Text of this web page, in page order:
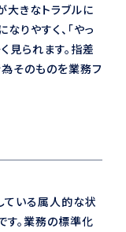
大きなトラブルに
りやすく、「やっ
見られます。指差
そのものを業務フ
いる属人的な状
す。業務の標準化